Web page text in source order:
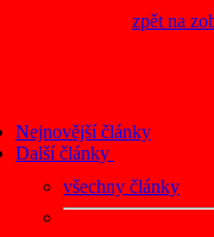
Nejnovější články
Další články
všechny články
zpět na